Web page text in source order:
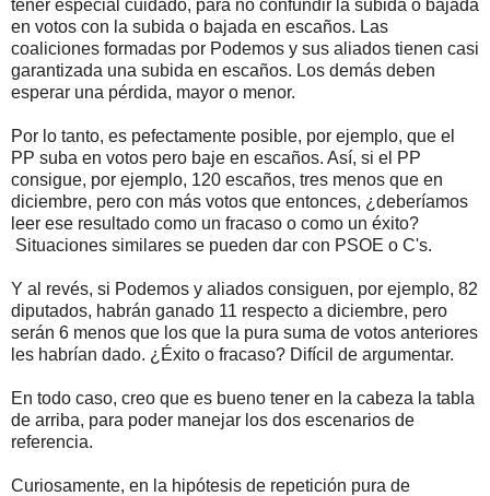
tener especial cuidado, para no confundir la subida o bajada
en votos con la subida o bajada en escaños. Las
coaliciones formadas por Podemos y sus aliados tienen casi
garantizada una subida en escaños. Los demás deben
esperar una pérdida, mayor o menor.
Por lo tanto, es pefectamente posible, por ejemplo, que el
PP suba en votos pero baje en escaños. Así, si el PP
consigue, por ejemplo, 120 escaños, tres menos que en
diciembre, pero con más votos que entonces, ¿deberíamos
leer ese resultado como un fracaso o como un éxito?
Situaciones similares se pueden dar con PSOE o C's.
Y al revés, si Podemos y aliados consiguen, por ejemplo, 82
diputados, habrán ganado 11 respecto a diciembre, pero
serán 6 menos que los que la pura suma de votos anteriores
les habrían dado. ¿Éxito o fracaso? Difícil de argumentar.
En todo caso, creo que es bueno tener en la cabeza la tabla
de arriba, para poder manejar los dos escenarios de
referencia.
Curiosamente, en la hipótesis de repetición pura de